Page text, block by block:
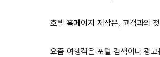
호텔 홈페이지 제작은, 고객과의
요즘 여행객은 포털 검색이나 광고